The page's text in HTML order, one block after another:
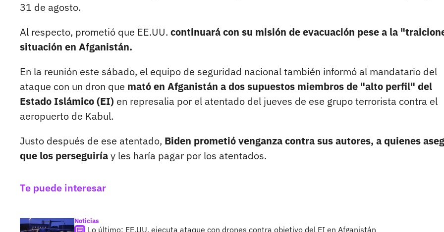
31 de agosto.
Al respecto, prometió que EE.UU. continuará con su misión de evacuación pese a la
situación en Afganistán.
En la reunión este sábado, el equipo de seguridad nacional también informó al mandatario del
ataque con un dron que mató en Afganistán a dos supuestos miembros de "alto perfil" del
Estado Islámico (EI) en represalia por el atentado del jueves de ese grupo terrorista contra el
aeropuerto de Kabul.
Justo después de ese atentado, Biden prometió venganza contra sus autores, a quienes
que los perseguiríay les haría pagar por los atentados.
Te puede interesar
Noticias
Lo último: EE.UU. ejecuta ataque con drones contra objetivo del EI en Afganistán